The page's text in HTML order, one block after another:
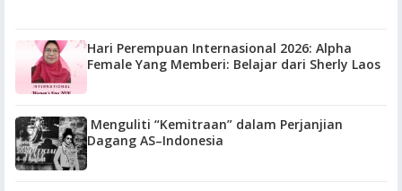
Hari Perempuan Internasional 2026: Alpha
Female Yang Memberi: Belajar dari Sherly Laos
Menguliti “Kemitraan” dalam Perjanjian
Dagang AS–Indonesia